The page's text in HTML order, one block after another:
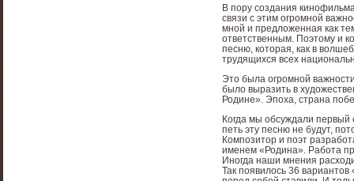
В пору создания
связи с этим огромной
мной и предложенная как
ответственным. Поэтому и
песню, которая, как в
трудящихся всех
Это была огромной
было выразить в
Родине». Эпоха, страна
Когда мы обсуждали первый
петь эту песню не будут,
Композитор и поэт
именем «Родина». Работа
Иногда наши мнения
Так появилось 36